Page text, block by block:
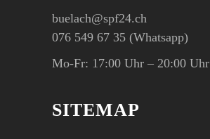
buelach@spf24.ch
076 549 67 35 (Whatsapp)
Mo-Fr: 17:00 Uhr – 20:00 Uhr
SITEMAP